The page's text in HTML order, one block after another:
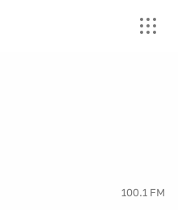
100.1 FM